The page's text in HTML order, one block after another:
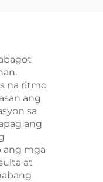
na ritmo
ang
sa
ang
ang mga
at